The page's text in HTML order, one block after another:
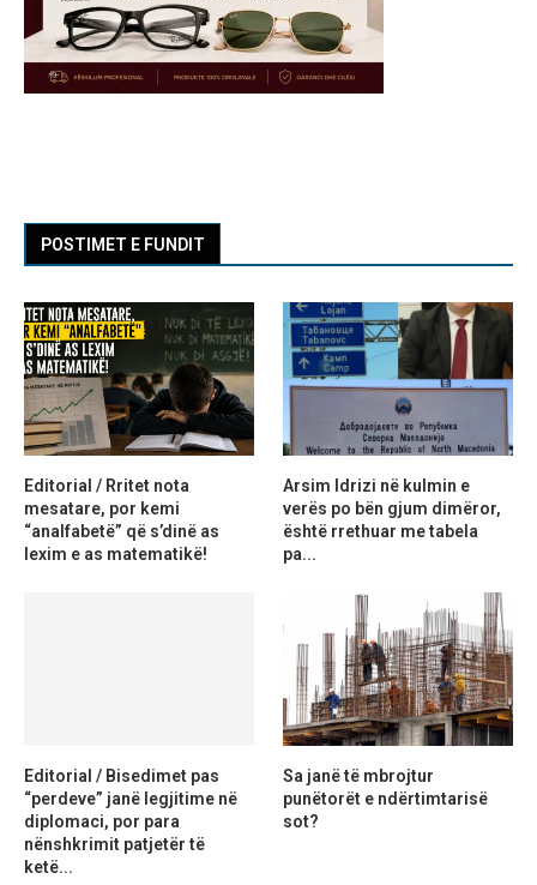
POSTIMET E FUNDIT
Editorial / Rritet nota
mesatare, por kemi
“analfabetë” që s’dinë as
lexim e as matematikë!
Arsim Idrizi në kulmin e
verës po bën gjum dimëror,
është rrethuar me tabela
pa...
Editorial / Bisedimet pas
“perdeve” janë legjitime në
diplomaci, por para
nënshkrimit patjetër të
ketë...
Sa janë të mbrojtur
punëtorët e ndërtimtarisë
sot?